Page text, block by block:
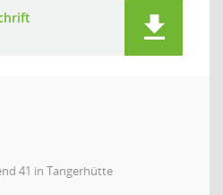
41 in Tangerhütte